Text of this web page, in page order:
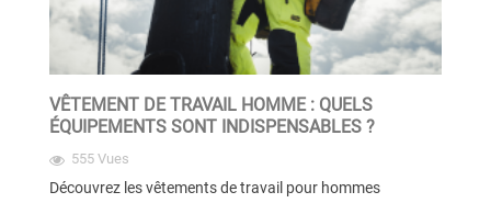
VÊTEMENT DE TRAVAIL HOMME : QUELS
ÉQUIPEMENTS SONT INDISPENSABLES ?
555 Vues
Découvrez les vêtements de travail pour hommes